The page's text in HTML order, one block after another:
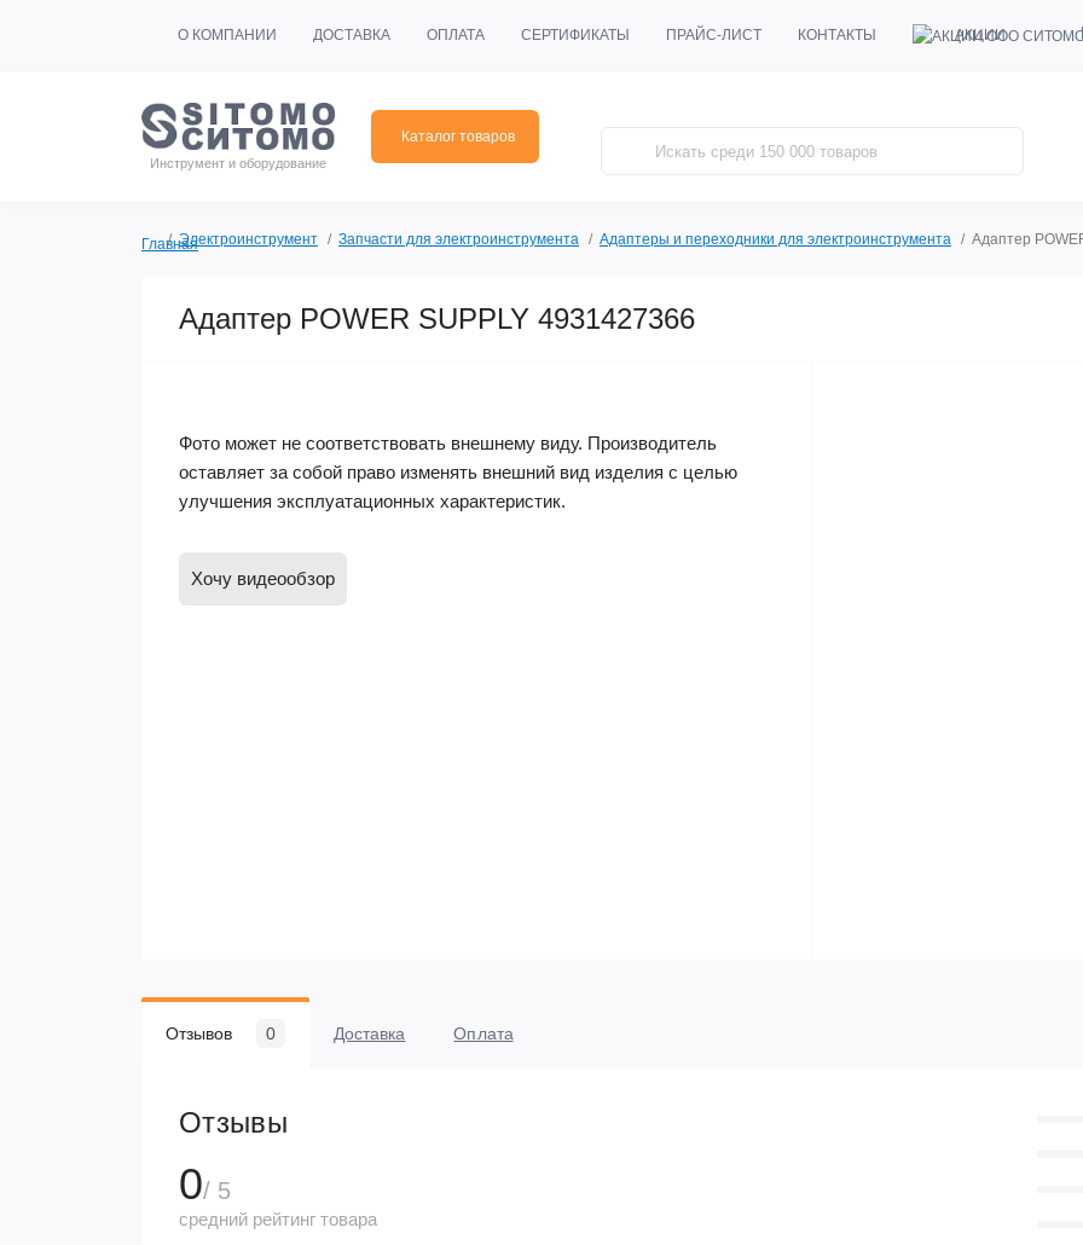
О КОМПАНИИ ДОСТАВКА ОПЛАТА СЕРТИФИКАТЫ ПРАЙС-ЛИСТ КОНТАКТЫ АКЦИИ
Инструмент и оборудование
Каталог товаров
ГлавнаяЭлектроинструмент Запчасти для электроинструмента Адаптеры и переходники для электроинструмента Адаптер
Адаптер POWER SUPPLY 4931427366
Фото может не соответствовать внешнему виду. Производитель
оставляет за собой право изменять внешний вид изделия с целью
улучшения эксплуатационных характеристик.
Хочу видеообзор
Отзывов 0 Доставка Оплата
Отзывы
0/ 5
средний рейтинг товара